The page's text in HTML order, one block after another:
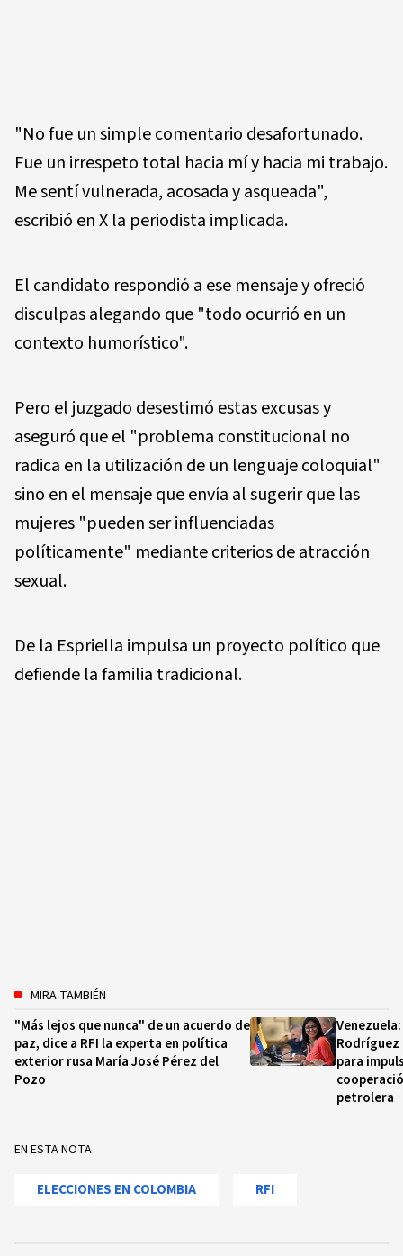
"No fue un simple comentario desafortunado.
Fue un irrespeto total hacia mí y hacia mi trabajo.
Me sentí vulnerada, acosada y asqueada",
escribió en X la periodista implicada.
El candidato respondió a ese mensaje y ofreció
disculpas alegando que "todo ocurrió en un
contexto humorístico".
Pero el juzgado desestimó estas excusas y
aseguró que el "problema constitucional no
radica en la utilización de un lenguaje coloquial"
sino en el mensaje que envía al sugerir que las
mujeres "pueden ser influenciadas
políticamente" mediante criterios de atracción
sexual.
De la Espriella impulsa un proyecto político que
defiende la familia tradicional.
MIRA TAMBIÉN
"Más lejos que nunca" de un acuerdo de
paz, dice a RFI la experta en política
exterior rusa María José Pérez del
Pozo
Rodríguez
para
petrolera
EN ESTA NOTA
ELECCIONES EN COLOMBIA RFI